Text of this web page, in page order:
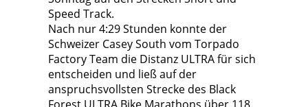
Speed Track.
Nach nur 4:29 Stunden konnte der
Schweizer Casey South vom Torpado
Factory Team die Distanz ULTRA für sich
entscheiden und ließ auf der
anspruchsvollsten Strecke des Black